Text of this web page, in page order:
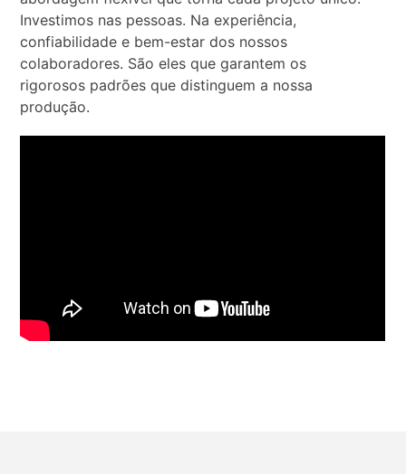
Investimos nas pessoas. Na experiência,
confiabilidade e bem-estar dos nossos
colaboradores. São eles que garantem os
rigorosos padrões que distinguem a nossa
produção.